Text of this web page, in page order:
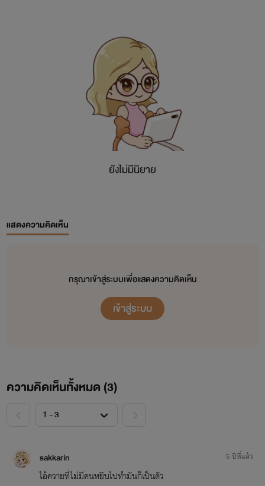
ยังไม่มีนิยาย
แสดงความคิดเห็น
กรุณาเข้าสู่ระบบเพื่อแสดงความคิดเห็น
เข้าสู่ระบบ
ความคิดเห็นทั้งหมด (3)
sakkarin
ไอ้ควายที่ไม่มีคนหยิบไปทำมันก็เป็นตัว
5 ปีที่แล้ว